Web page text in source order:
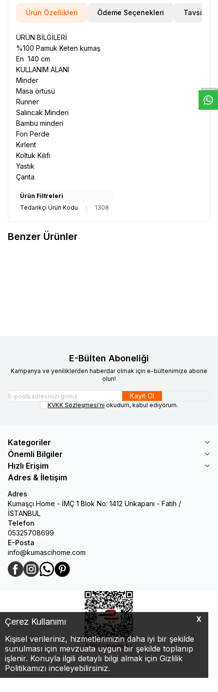
X
Çerez Kullanımı
Kişisel verileriniz, hizmetlerimizin daha iyi bir şekilde
sunulması için mevzuata uygun bir şekilde toplanıp
işlenir. Konuyla ilgili detaylı bilgi almak için Gizlilik
Politikamızı inceleyebilirsiniz.
Ürün Özellikleri Ödeme Seçenekleri Tavsiye Et
ÜRÜN BİLGİLERİ
%100 Pamuk Keten kumaş
En 140 cm
KULLANIM ALANI
Minder
Masa örtüsü
Runner
Salıncak Minderi
Bambu minderi
Fon Perde
Kırlent
Koltuk Kılıfı
Yastık
Çanta
Ürün Filtreleri
Tedarikçi Ürün Kodu
: 1308
Benzer Ürünler
E-Bülten Aboneliği
Kampanya ve yeniliklerden haberdar olmak için e-bültenimize abone
olun!
Kayıt Ol
KVKK Sözleşmesi'ni okudum, kabul ediyorum.
Kategoriler
Önemli Bilgiler
Hızlı Erişim
Adres & İletişim
Adres
Kumaşçı Home - İMÇ 1 Blok No: 1412 Unkapanı - Fatih /
İSTANBUL
Telefon
05325708699
E-Posta
info@kumascihome.com
Facebook
InstagramWhatsApp
Pinterest